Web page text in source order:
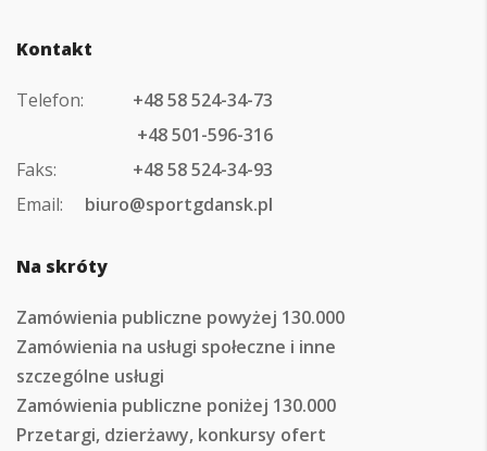
Kontakt
Telefon:
+48 58 524-34-73
+48 501-596-316
Faks:
+48 58 524-34-93
Email:
biuro@sportgdansk.pl
Na skróty
Zamówienia publiczne powyżej 130.000
Zamówienia na usługi społeczne i inne
szczególne usługi
Zamówienia publiczne poniżej 130.000
Przetargi, dzierżawy, konkursy ofert